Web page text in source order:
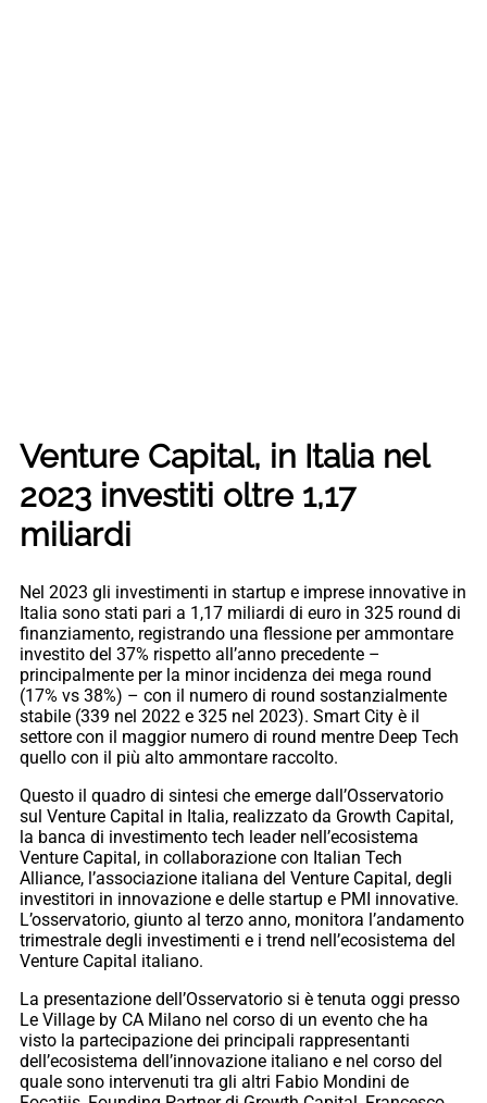
Venture Capital, in Italia nel
2023 investiti oltre 1,17
miliardi
Nel 2023 gli investimenti in startup e imprese innovative in
Italia sono stati pari a 1,17 miliardi di euro in 325 round di
finanziamento, registrando una flessione per ammontare
investito del 37% rispetto all’anno precedente –
principalmente per la minor incidenza dei mega round
(17% vs 38%) – con il numero di round sostanzialmente
stabile (339 nel 2022 e 325 nel 2023). Smart City è il
settore con il maggior numero di round mentre Deep Tech
quello con il più alto ammontare raccolto.
Questo il quadro di sintesi che emerge dall’Osservatorio
sul Venture Capital in Italia, realizzato da Growth Capital,
la banca di investimento tech leader nell’ecosistema
Venture Capital, in collaborazione con Italian Tech
Alliance, l’associazione italiana del Venture Capital, degli
investitori in innovazione e delle startup e PMI innovative.
L’osservatorio, giunto al terzo anno, monitora l’andamento
trimestrale degli investimenti e i trend nell’ecosistema del
Venture Capital italiano.
La presentazione dell’Osservatorio si è tenuta oggi presso
Le Village by CA Milano nel corso di un evento che ha
visto la partecipazione dei principali rappresentanti
dell’ecosistema dell’innovazione italiano e nel corso del
quale sono intervenuti tra gli altri Fabio Mondini de